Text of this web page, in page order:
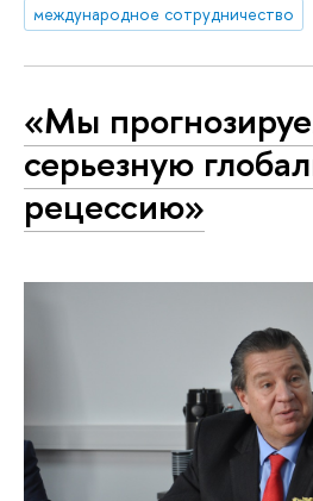
международное сотрудничество
«Мы
серьезную
рецессию»